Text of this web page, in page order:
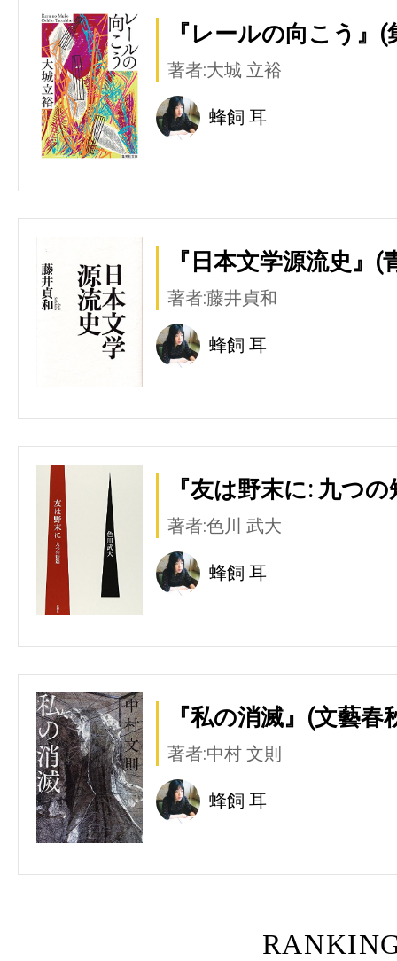
『レールの向こう』(
著者:大城 立裕
蜂飼 耳
『日本文学源流史』(
著者:藤井貞和
蜂飼 耳
『友は野末に: 九つ
著者:色川 武大
蜂飼 耳
『私の消滅』(文藝春
著者:中村 文則
蜂飼 耳